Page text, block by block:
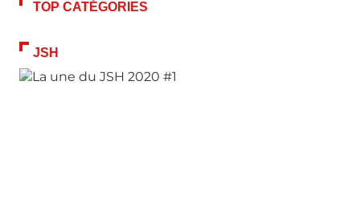
TOP CATÉGORIES
JSH